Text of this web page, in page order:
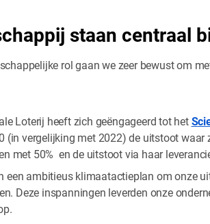
staan centraal
rol gaan we zeer bewust om
Loterij heeft zich geëngageerd tot het
(in vergelijking met 2022) de uitstoot
met 50% en de uitstoot via haar
een ambitieus klimaatactieplan om onze
Deze inspanningen leverden onze